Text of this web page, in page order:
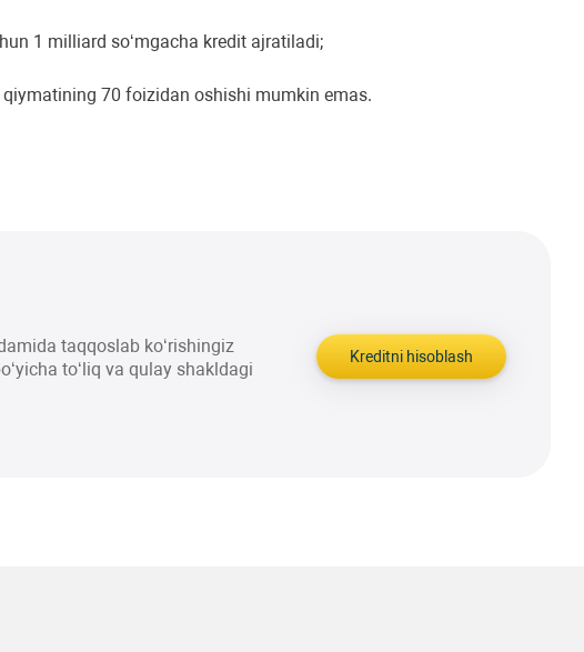
1 milliard soʻmgacha kredit ajratiladi;
70 foizidan oshishi mumkin emas.
taqqoslab ko‘rishingiz
to‘liq va qulay shakldagi
Kreditni hisoblash